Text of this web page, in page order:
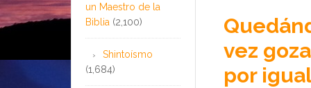
vez
por
un Maestro de la
Biblia (2,100)
Shintoísmo
(1,684)